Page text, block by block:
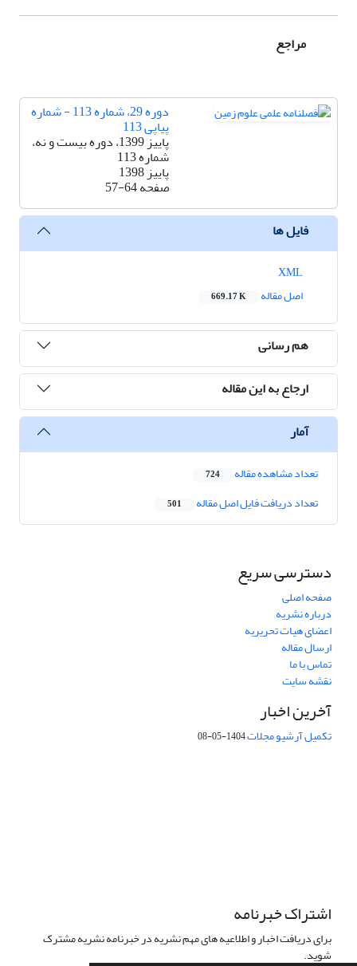
مراجع
دوره 29، شماره 113 - شماره
پیاپی 113
پاییز 1399، دوره بیست و نه،
شماره 113
پاییز 1398
صفحه57-64
فایل ها
اصل مقاله
669.17 K
هم رسانی
ارجاع به این مقاله
آمار
تعداد مشاهده مقاله 724
تعداد دریافت فایل اصل مقاله 501
دسترسی سریع
صفحه اصلی
درباره نشریه
اعضای هیات تحریریه
ارسال مقاله
تماس با ما
نقشه سایت
آخرین اخبار
تکمیل آرشیو مجلات1404-05-08
اشتراک خبرنامه
برای دریافت اخبار و اطلاعیه های مهم نشریه در خبرنامه نشریه مشترک
شوید.